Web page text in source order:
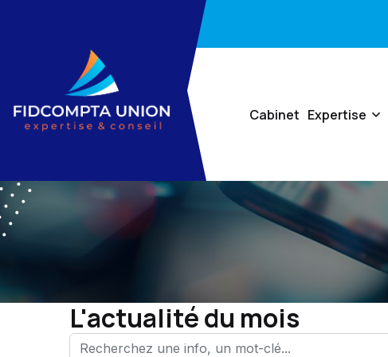
Cabinet Expertise
L'actualité du mois